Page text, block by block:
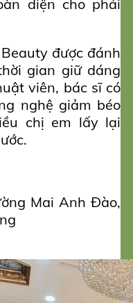
diện cho phái
được đánh
gian giữ dáng
viên, bác sĩ có
nghệ giảm béo
chị em lấy lại
Mai Anh Đào,